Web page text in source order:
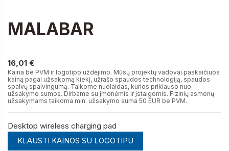
MALABAR
16,01 €
Kaina be PVM ir logotipo uždėjimo. Mūsų projektų vadovai paskaičiuos
kainą pagal užsakomą kiekį, užrašo spaudos technologiją, spaudos
spalvų spalvingumą. Taikome nuolaidas, kurios priklauso nuo
užsakymo sumos. Dirbame su įmonėmis ir įstaigomis. Fizinių asmenų
užsakymams taikoma min. užsakymo suma 50 EUR be PVM.
Desktop wireless charging pad
KLAUSTI KAINOS SU LOGOTIPU